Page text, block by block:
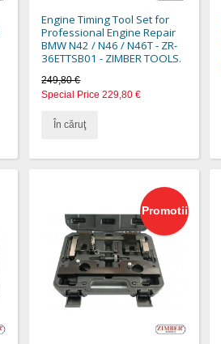
Engine Timing Tool Set for
Professional Engine Repair
BMW N42 / N46 / N46T - ZR-
36ETTSB01 - ZIMBER TOOLS.
249,80 €
Special Price 229,80 €
În căruţ
Promotii